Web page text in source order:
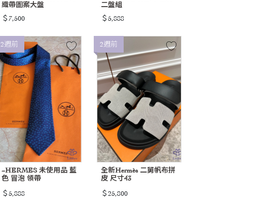
織帶圖案大盤
＄7,500
二盤組
＄5,888
2週前
~HERMES 未使用品 藍
色 冒泡 領帶
＄5,888
2週前
全新Hermès 二舅帆布拼
皮 尺寸43
＄25,800